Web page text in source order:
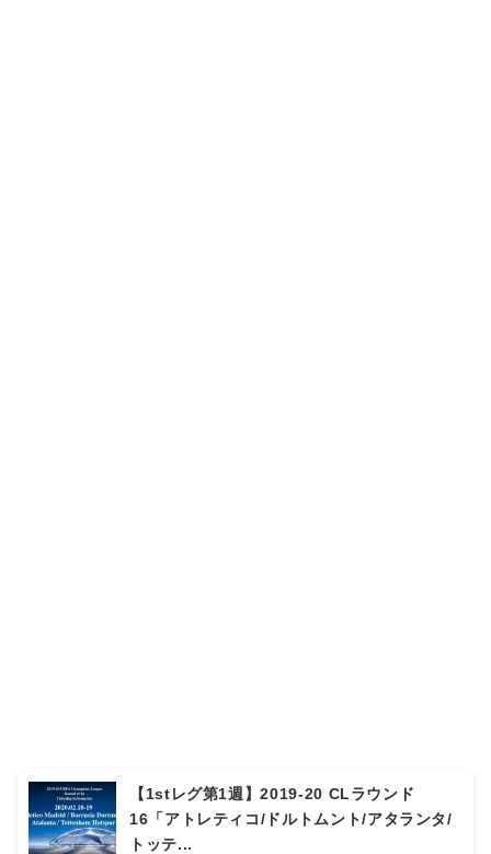
【1stレグ第1週】2019-20 CLラウンド
16「アトレティコ/ドルトムント/アタランタ/
トッテ...